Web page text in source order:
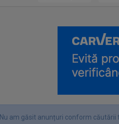
Nu am găsit anunțuri conform căutării